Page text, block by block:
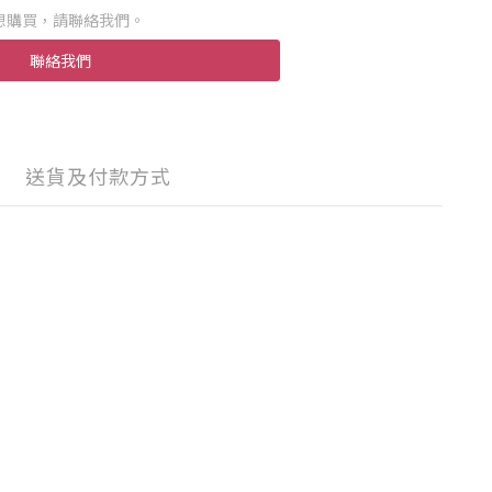
購買，請聯絡我們。
聯絡我們
送貨及付款方式